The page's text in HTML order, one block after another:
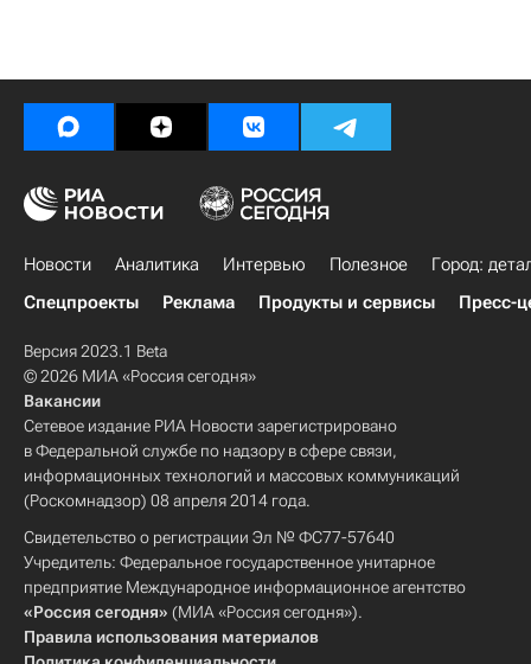
Новости Аналитика Интервью Полезное
Город:
Спецпроекты
Реклама Продукты и сервисы Пресс-
Версия 2023.1 Beta
© 2026 МИА «Россия сегодня»
Вакансии
Сетевое издание РИА Новости зарегистрировано
в Федеральной службе по надзору в сфере связи,
информационных технологий и массовых коммуникаций
(Роскомнадзор) 08 апреля 2014 года.
Свидетельство о регистрации Эл № ФС77-57640
Учредитель: Федеральное государственное унитарное
предприятие Международное информационное агентство
«Россия сегодня» (МИА «Россия сегодня»).
Правила использования материалов